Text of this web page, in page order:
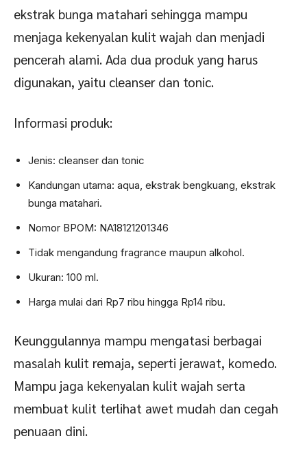
ekstrak bunga matahari sehingga mampu
menjaga kekenyalan kulit wajah dan menjadi
pencerah alami. Ada dua produk yang harus
digunakan, yaitu cleanser dan tonic.
Informasi produk:
Jenis: cleanser dan tonic
Kandungan utama: aqua, ekstrak bengkuang, ekstrak
bunga matahari.
Nomor BPOM: NA18121201346
Tidak mengandung fragrance maupun alkohol.
Ukuran: 100 ml.
Harga mulai dari Rp7 ribu hingga Rp14 ribu.
Keunggulannya mampu mengatasi berbagai
masalah kulit remaja, seperti jerawat, komedo.
Mampu jaga kekenyalan kulit wajah serta
membuat kulit terlihat awet mudah dan cegah
penuaan dini.